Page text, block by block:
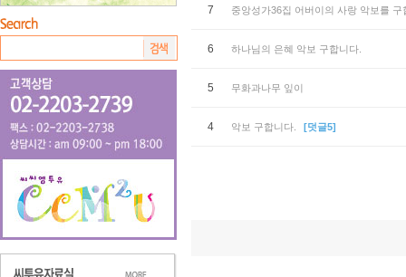
7 중앙성가36집 어버이의 사랑 악보를 구
6 하나님의 은혜 악보 구합니다.
5 무화과나무 잎이
4 악보 구합니다. [덧글5]